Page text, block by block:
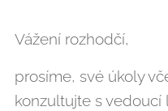
Vážení rozhodčí,
prosíme, své úkoly
konzultujte s vedoucí